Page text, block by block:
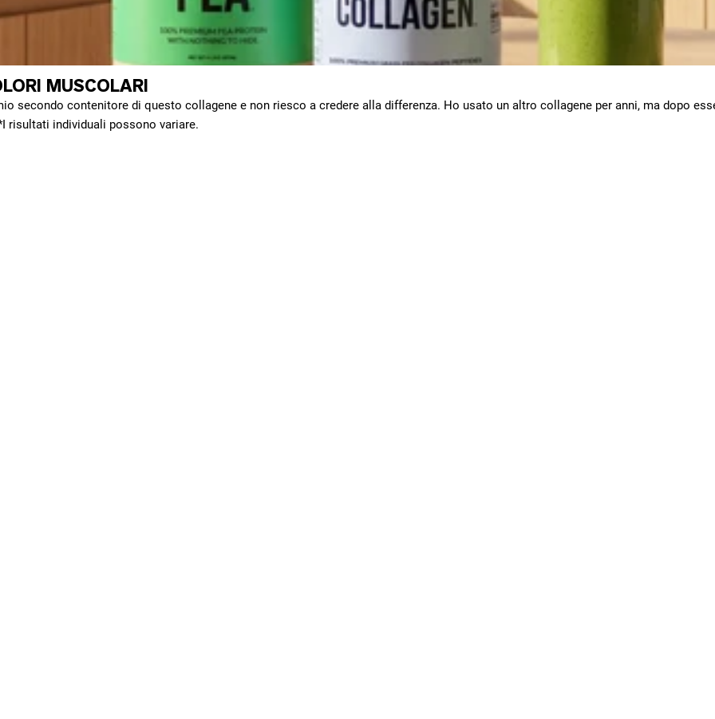
MUSCOLARI
secondo contenitore di questo collagene e non riesco a credere alla differenza. Ho usato un altro collagene per anni, ma dopo
risultati individuali possono variare.